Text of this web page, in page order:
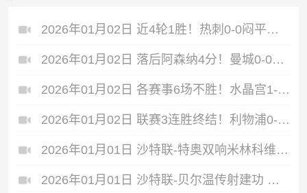
2026年01月02日 近4轮1胜！热刺0-0闷平布伦特福德 维卡里奥神扑罗梅罗造争议判罚
2026年01月02日 落后阿森纳4分！曼城0-0客平桑德兰 B席进球被吹萨维尼奥两失良机
2026年01月02日 各赛事6场不胜！水晶宫1-1富勒姆 马特塔头槌破门 亨德森神扑救主
2026年01月02日 联赛3连胜终结！利物浦0-0利兹联 埃基蒂克失空门维尔茨屡失良机
2026年01月01日 沙特联-特奥双响米林科维奇传射 新月3-1十人拉斯永恒
2026年01月01日 沙特联-贝尔温传射建功 吉达联合客场3-1新未来城体育